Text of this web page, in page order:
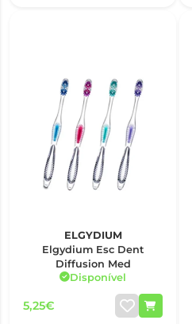
ELGYDIUM
Elgydium Esc Dent
Diffusion Med
Disponível
5,25€